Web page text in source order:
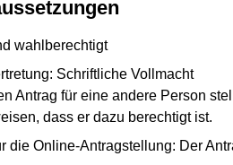
wahlberechtigt
Schriftliche Vollmacht
Antrag für eine andere Person
dass er dazu berechtigt ist.
die Online-Antragstellung: Der